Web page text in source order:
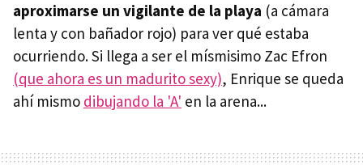
aproximarse un vigilante de la playa (a cámara
lenta y con bañador rojo) para ver qué estaba
ocurriendo. Si llega a ser el mísmisimo Zac Efron
(que ahora es un madurito sexy), Enrique se queda
ahí mismo dibujando la 'A' en la arena...